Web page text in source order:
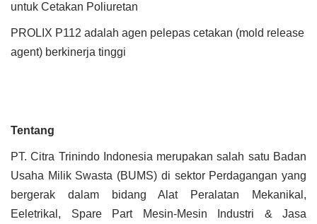
untuk Cetakan Poliuretan
PROLIX P112 adalah agen pelepas cetakan (mold release
agent) berkinerja tinggi
Tentang
PT. Citra Trinindo Indonesia merupakan salah satu Badan
Usaha Milik Swasta (BUMS) di sektor Perdagangan yang
bergerak dalam bidang Alat Peralatan Mekanikal,
Eeletrikal, Spare Part Mesin-Mesin Industri & Jasa